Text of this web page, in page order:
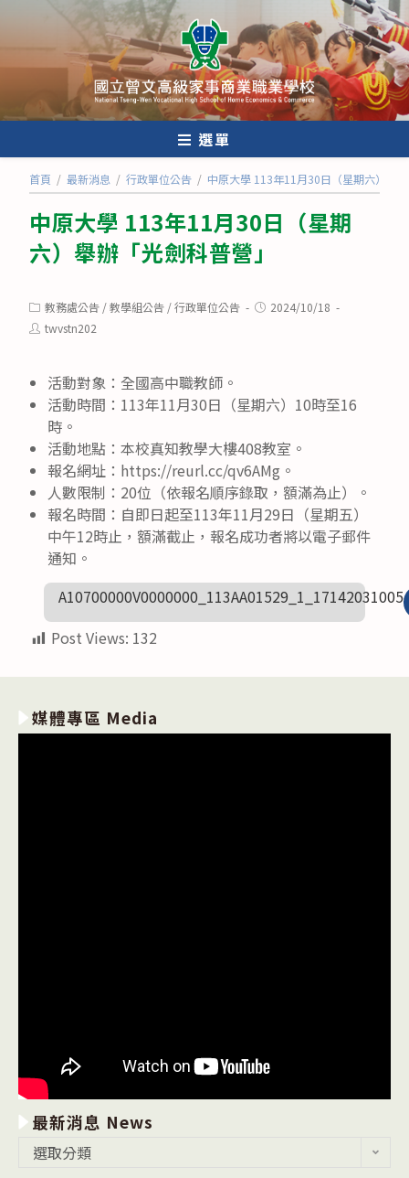
內
選單
首頁 / 最新消息 / 行政單位公告 / 中原大學 113年11月30日（星期六）舉
中原大學 113年11月30日（星期
六）舉辦「光劍科普營」
Post
category:
教務處公告 /教學組公告 /行政單位公告
Post2024/10/18
Posttwvstn202
活動對象：全國高中職教師。
活動時間：113年11月30日（星期六）10時至16
時。
活動地點：本校真知教學大樓408教室。
報名網址：https://reurl.cc/qv6AMg。
人數限制：20位（依報名順序錄取，額滿為止）。
報名時間：自即日起至113年11月29日（星期五）
中午12時止，額滿截止，報名成功者將以電子郵件
通知。
A10700000V0000000_113AA01529_1_17142031005
Post Views: 132
媒體專區 Media
最新消息 News
選取分類